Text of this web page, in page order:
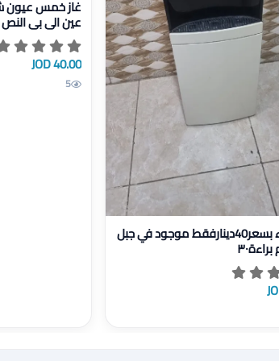
موجود في جبل عمان/ام براءة٣٠
كولر ماء بسعر40دينارفقط موجود في جبل
غاز خمس عيون
ا ن
40.00 JOD
5